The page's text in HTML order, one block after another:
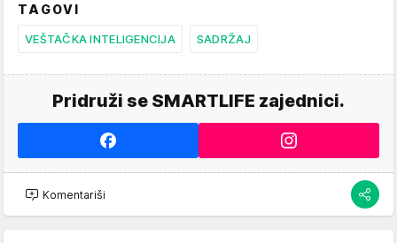
TAGOVI
VEŠTAČKA INTELIGENCIJA SADRŽAJ
Pridruži se SMARTLIFE zajednici.
Komentariši